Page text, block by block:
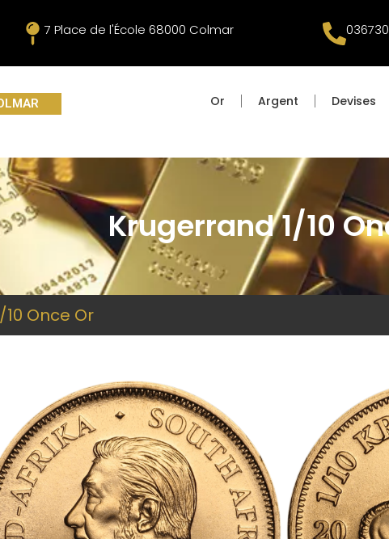
7 Place de l'École 68000 Colmar
Or Argent Devises
Krugerrand 1/10
Once Or